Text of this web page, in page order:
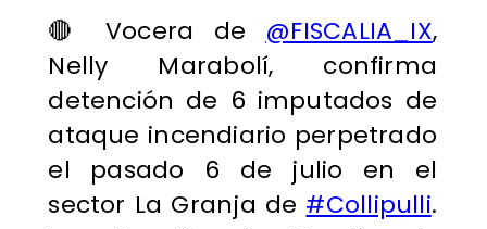
🔴 Vocera de @FISCALIA_IX,
Nelly Marabolí, confirma
detención de 6 imputados de
ataque incendiario perpetrado
el pasado 6 de julio en el
sector La Granja de #Collipulli.